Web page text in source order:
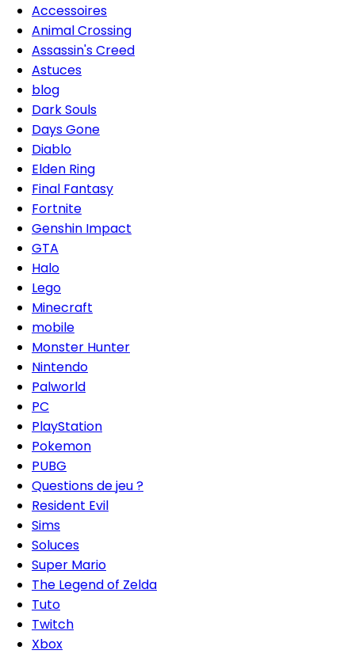
Accessoires
Animal Crossing
Assassin's Creed
Astuces
blog
Dark Souls
Days Gone
Diablo
Elden Ring
Final Fantasy
Fortnite
Genshin Impact
GTA
Halo
Lego
Minecraft
mobile
Monster Hunter
Nintendo
Palworld
PC
PlayStation
Pokemon
PUBG
Questions de jeu ?
Resident Evil
Sims
Soluces
Super Mario
The Legend of Zelda
Tuto
Twitch
Xbox